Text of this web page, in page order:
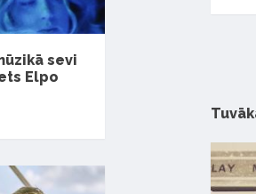
sevi
Elpo